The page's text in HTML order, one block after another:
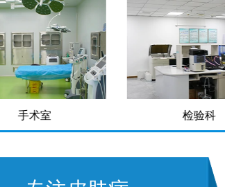
手术室 检验科